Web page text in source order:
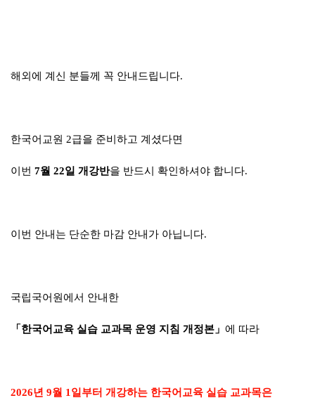
해외에 계신 분들께 꼭 안내드립니다.
한국어교원 2급을 준비하고 계셨다면
이번 7월 22일 개강반을 반드시 확인하셔야 합니다.
이번 안내는 단순한 마감 안내가 아닙니다.
국립국어원에서 안내한
「한국어교육 실습 교과목 운영 지침 개정본」 에 따라
2026년 9월 1일부터 개강하는 한국어교육 실습 교과목은